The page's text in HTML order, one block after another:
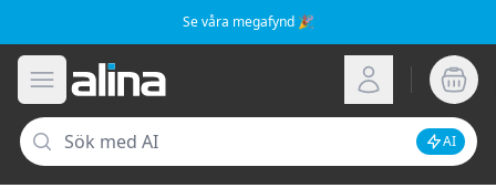
Se våra megafynd 🎉
Öppna meny
Alina.se Logga in
Sök
AI